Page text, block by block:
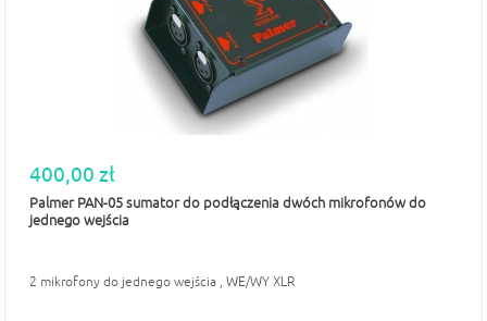
400,00 zł
Palmer PAN-05 sumator do podłączenia dwóch mikrofonów do
jednego wejścia
2 mikrofony do jednego wejścia , WE/WY XLR